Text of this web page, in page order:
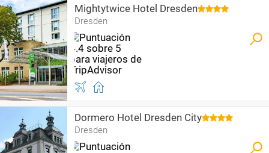
Mightytwice Hotel Dresden
Dresden
Dormero Hotel Dresden City
Dresden